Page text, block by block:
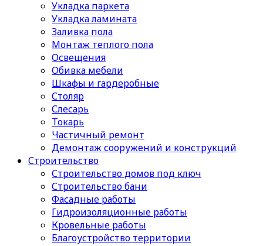
Укладка паркета
Укладка ламината
Заливка пола
Монтаж теплого пола
Освещения
Обивка мебели
Шкафы и гардеробные
Столяр
Слесарь
Токарь
Частичный ремонт
Демонтаж сооружений и конструкций
Строительство
Строительство домов под ключ
Строительство бани
Фасадные работы
Гидроизоляционные работы
Кровельные работы
Благоустройство территории